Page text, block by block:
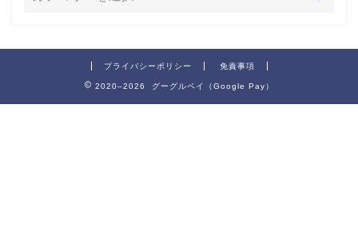
プライバシーポリシー 免責事項
2020–2026 グーグルペイ（Google Pay）